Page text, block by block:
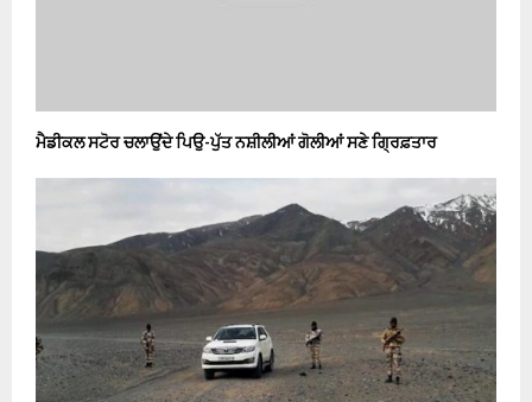
ਮੈਡੀਕਲ ਸਟੋਰ ਚਲਾਉਂਦੇ ਪਿਉ-ਪੁੱਤ ਨਸ਼ੀਲੀਆਂ ਗੋਲੀਆਂ ਸਣੇ ਗ੍ਰਿਫ਼ਤਾਰ